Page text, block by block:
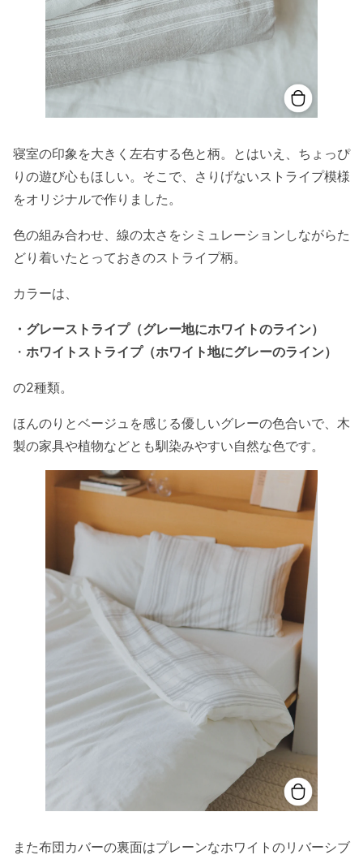
寝室の印象を大きく左右する色と柄。とはいえ、ちょっぴ
りの遊び心もほしい。そこで、さりげないストライプ模様
をオリジナルで作りました。
色の組み合わせ、線の太さをシミュレーションしながらた
どり着いたとっておきのストライプ柄。
カラーは、
・グレーストライプ（グレー地にホワイトのライン）
・ ホワイトストライプ（ホワイト地にグレーのライン）
の2種類。
ほんのりとベージュを感じる優しいグレーの色合いで、木
製の家具や植物などとも馴染みやすい自然な色です。
また布団カバーの裏面はプレーンなホワイトのリバーシブ